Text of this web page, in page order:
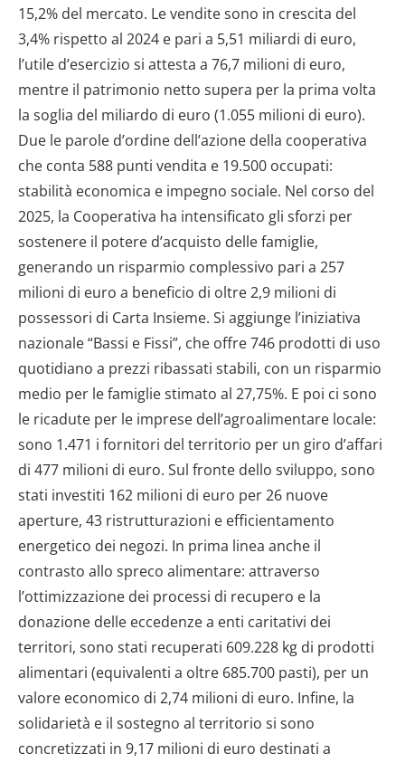
15,2% del mercato. Le vendite sono in crescita del
3,4% rispetto al 2024 e pari a 5,51 miliardi di euro,
l’utile d’esercizio si attesta a 76,7 milioni di euro,
mentre il patrimonio netto supera per la prima volta
la soglia del miliardo di euro (1.055 milioni di euro).
Due le parole d’ordine dell’azione della cooperativa
che conta 588 punti vendita e 19.500 occupati:
stabilità economica e impegno sociale. Nel corso del
2025, la Cooperativa ha intensificato gli sforzi per
sostenere il potere d’acquisto delle famiglie,
generando un risparmio complessivo pari a 257
milioni di euro a beneficio di oltre 2,9 milioni di
possessori di Carta Insieme. Si aggiunge l’iniziativa
nazionale “Bassi e Fissi”, che offre 746 prodotti di uso
quotidiano a prezzi ribassati stabili, con un risparmio
medio per le famiglie stimato al 27,75%. E poi ci sono
le ricadute per le imprese dell’agroalimentare locale:
sono 1.471 i fornitori del territorio per un giro d’affari
di 477 milioni di euro. Sul fronte dello sviluppo, sono
stati investiti 162 milioni di euro per 26 nuove
aperture, 43 ristrutturazioni e efficientamento
energetico dei negozi. In prima linea anche il
contrasto allo spreco alimentare: attraverso
l’ottimizzazione dei processi di recupero e la
donazione delle eccedenze a enti caritativi dei
territori, sono stati recuperati 609.228 kg di prodotti
alimentari (equivalenti a oltre 685.700 pasti), per un
valore economico di 2,74 milioni di euro. Infine, la
solidarietà e il sostegno al territorio si sono
concretizzati in 9,17 milioni di euro destinati a